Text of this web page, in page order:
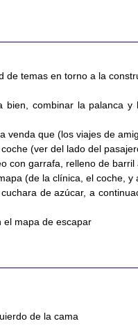
de temas en torno a la
bien, combinar la palanca
venda que (los viajes de
(ver del lado del
con garrafa, relleno de
(de la clínica, el coche, y
de azúcar, a
el mapa de escapar
de la cama